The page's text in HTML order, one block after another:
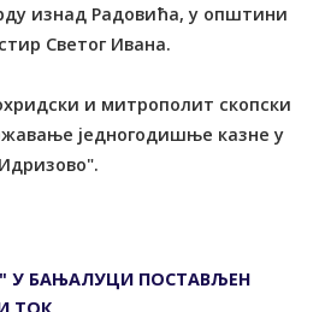
изнад Радовића, у општини
Светог Ивана.
и митрополит скопски
jeднoгoдишњe кaзнe у
У БАЊАЛУЦИ ПОСТАВЉЕН